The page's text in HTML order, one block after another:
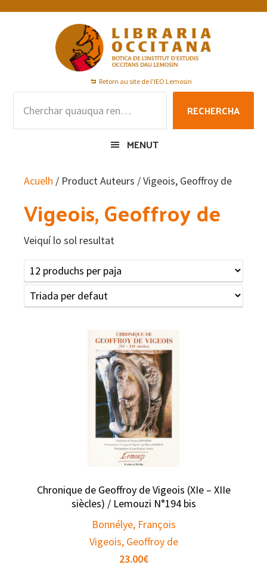
Skip
Skip
Skip
Retorn au site de l'IEO Lemosin
RECHERCHA
MENUT
Acuelh / Product Auteurs / Vigeois, Geoffroy de
Vigeois, Geoffroy de
Veiquí lo sol resultat
Chronique de Geoffroy de Vigeois (XIe – XIIe
siècles) / Lemouzi N°194 bis
Bonnélye, François
Vigeois, Geoffroy de
23.00€